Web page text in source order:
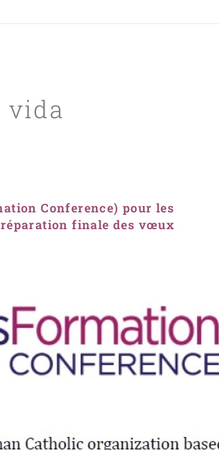
vida
Conference) pour les
finale des vœux